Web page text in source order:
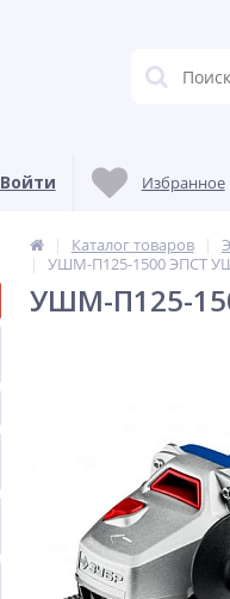
Войти Избранное
Каталог товаров
УШМ-П125-1500 ЭПСТ
УШМ-П125-